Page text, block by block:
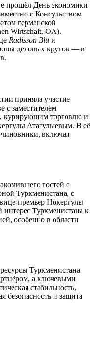
прошёл День экономики
с Консульством
германской
Wirtschaft, OA).
Radisson Blu и
деловых кругов — в
приняла участие
с заместителем
курирующим торговлю и
Атагулыевым. В её
включая
гостей с
Туркменистана, с
премьер Нокергулы
Туркменистана к
особенно в области
Туркменистана
а ключевыми
стабильность,
безопасность и защита